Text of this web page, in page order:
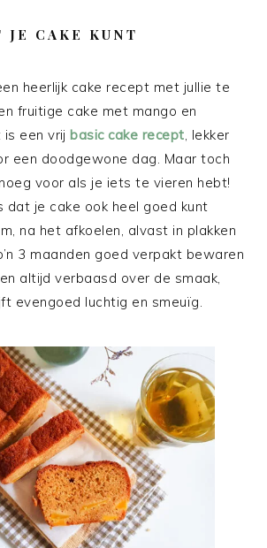
JE CAKE KUNT
heerlijk cake recept met jullie te
fruitige cake met mango en
is een vrijbasic cake recept, lekker
een doodgewone dag. Maar toch
voor als je iets te vieren hebt!
je cake ook heel goed kunt
na het afkoelen, alvast in plakken
3 maanden goed verpakt bewaren
altijd verbaasd over de smaak,
evengoed luchtig en smeuïg.